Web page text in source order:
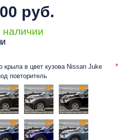
наличии
руб.
крыла в цвет кузова Nissan Juke
повторитель